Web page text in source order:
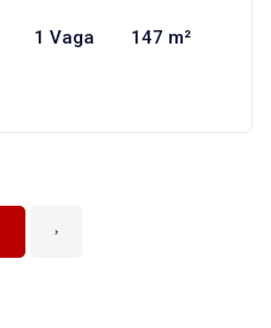
1 Vaga 147 m²
›